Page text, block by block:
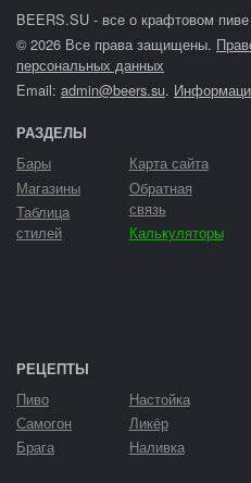
BEERS.SU - все о крафтовом
© 2026 Все права защищены.
персональных данных
Email: admin@beers.su.
РАЗДЕЛЫ
Бары
Магазины
Таблица
стилей
Карта сайта
Обратная
связь
Калькуляторы
РЕЦЕПТЫ
Пиво
Самогон
Брага
Настойка
Ликёр
Наливка